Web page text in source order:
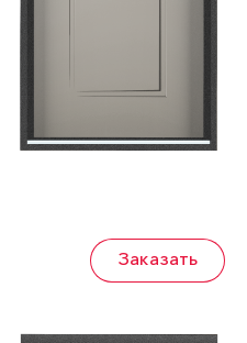
Заказать